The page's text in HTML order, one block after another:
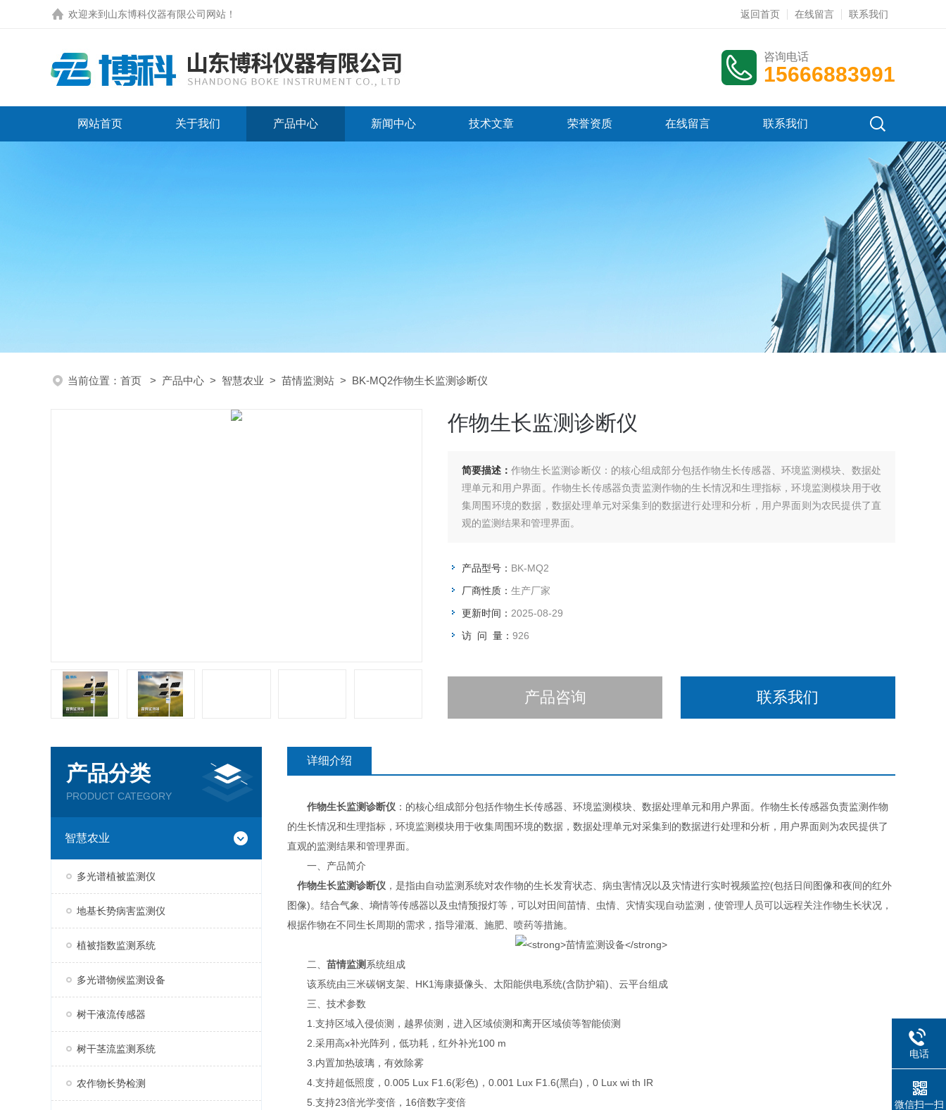
欢迎来到 山东博科仪器有限公司网站 ！ 返回首页 在线留言 联系我们
咨询电话
15666883991
网站首页 关于我们 产品中心 新闻中心 技术文章 荣誉资质 在线留言 联系我们
当前位置： 首页 > 产品中心 > 智慧农业 > 苗情监测站 > BK-MQ2作物生长监测诊断仪
作物生长监测诊断仪
简要描述： 作物生长监测诊断仪：的核心组成部分包括作物生长传感器、环境监测模块、数据处
理单元和用户界面。作物生长传感器负责监测作物的生长情况和生理指标，环境监测模块用于收
集周围环境的数据，数据处理单元对采集到的数据进行处理和分析，用户界面则为农民提供了直
观的监测结果和管理界面。
产品型号： BK-MQ2
厂商性质： 生产厂家
更新时间： 2025-08-29
访 问 量： 926
产品咨询 联系我们
产品分类
PRODUCT CATEGORY
智慧农业
多光谱植被监测仪
地基长势病害监测仪
植被指数监测系统
多光谱物候监测设备
树干液流传感器
树干茎流监测系统
农作物长势检测
详细介绍
作物生长监测诊断仪 ：的核心组成部分包括作物生长传感器、环境监测模块、数据处理单元和用户界面。作物生长传感器负责监测作物
的生长情况和生理指标，环境监测模块用于收集周围环境的数据，数据处理单元对采集到的数据进行处理和分析，用户界面则为农民提供了
直观的监测结果和管理界面。
一、产品简介
作物生长监测诊断仪 ，是指由自动监测系统对农作物的生长发育状态、病虫害情况以及灾情进行实时视频监控(包括日间图像和夜间的红外
图像)。结合气象、墒情等传感器以及虫情预报灯等，可以对田间苗情、虫情、灾情实现自动监测，使管理人员可以远程关注作物生长状况，
根据作物在不同生长周期的需求，指导灌溉、施肥、喷药等措施。
二、 苗情监测系统组成
该系统由三米碳钢支架、HK1海康摄像头、太阳能供电系统(含防护箱)、云平台组成
三、技术参数
1.支持区域入侵侦测，越界侦测，进入区域侦测和离开区域侦等智能侦测
2.采用高x补光阵列，低功耗，红外补光100 m
3.内置加热玻璃，有效除雾
4.支持超低照度，0.005 Lux F1.6(彩色)，0.001 Lux F1.6(黑白)，0 Lux wi th IR
5.支持23倍光学变倍，16倍数字变倍
电话
微信扫一扫